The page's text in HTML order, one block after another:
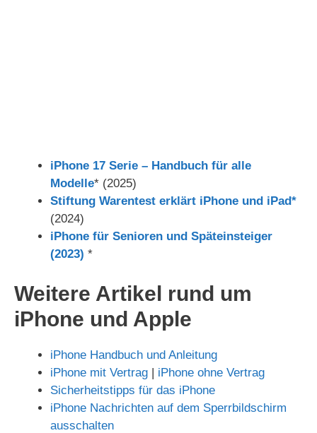
iPhone 17 Serie – Handbuch für alle
Modelle* (2025)
Stiftung Warentest erklärt iPhone und iPad*
(2024)
iPhone für Senioren und Späteinsteiger
(2023) *
Weitere Artikel rund um
iPhone und Apple
iPhone Handbuch und Anleitung
iPhone mit Vertrag | iPhone ohne Vertrag
Sicherheitstipps für das iPhone
iPhone Nachrichten auf dem Sperrbildschirm
ausschalten